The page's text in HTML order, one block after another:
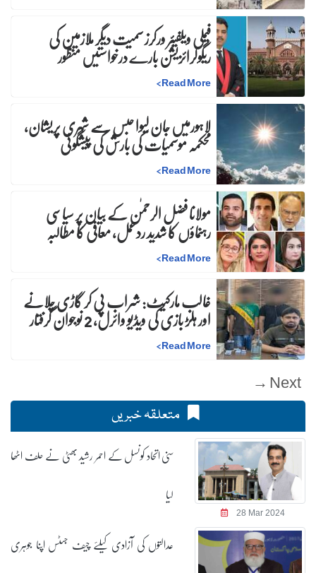
فیملی ویلفیئر ورکرز سمیت دیگر ملازمین کی
ریگولرائزیشن بارے درخواستیں منظور
Read More
>
لاہورمیں جان لیوا حبس سے شہری پریشان،
محکمہ موسمیات کی بارش کی پیشگوئی
Read More
>
مولانا فضل الرحمٰن کے بیان پر سیاسی
رہنماؤں کا شدید ردعمل، معافی کا مطالبہ
Read More
>
غالب مارکیٹ: شراب پی کر گاڑی چلانے
اور ہلڑ بازی کی ویڈیو وائرل، 2 نوجوان گرفتار
Read More
>
Next →
متعلقہ خبریں
28 Mar 2024
سنی اتحاد کونسل کے احمر رشید بھٹی نے حلف اٹھا
لیا
عدالتوں کی آزادی کیلئے چیف جسٹس اپنا جوہری